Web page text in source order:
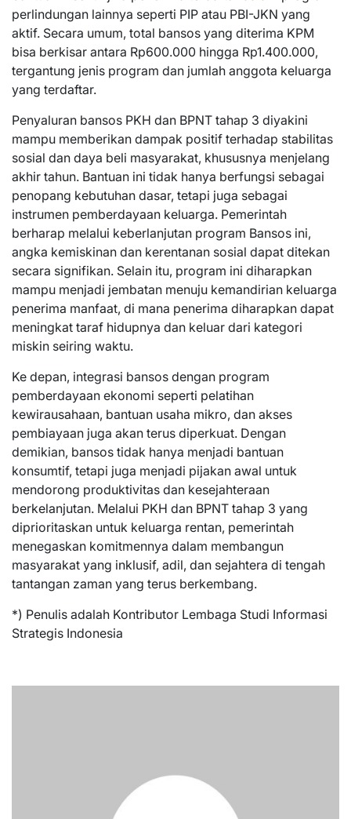
perlindungan lainnya seperti PIP atau PBI-JKN yang
aktif. Secara umum, total bansos yang diterima KPM
bisa berkisar antara Rp600.000 hingga Rp1.400.000,
tergantung jenis program dan jumlah anggota keluarga
yang terdaftar.
Penyaluran bansos PKH dan BPNT tahap 3 diyakini
mampu memberikan dampak positif terhadap stabilitas
sosial dan daya beli masyarakat, khususnya menjelang
akhir tahun. Bantuan ini tidak hanya berfungsi sebagai
penopang kebutuhan dasar, tetapi juga sebagai
instrumen pemberdayaan keluarga. Pemerintah
berharap melalui keberlanjutan program Bansos ini,
angka kemiskinan dan kerentanan sosial dapat ditekan
secara signifikan. Selain itu, program ini diharapkan
mampu menjadi jembatan menuju kemandirian keluarga
penerima manfaat, di mana penerima diharapkan dapat
meningkat taraf hidupnya dan keluar dari kategori
miskin seiring waktu.
Ke depan, integrasi bansos dengan program
pemberdayaan ekonomi seperti pelatihan
kewirausahaan, bantuan usaha mikro, dan akses
pembiayaan juga akan terus diperkuat. Dengan
demikian, bansos tidak hanya menjadi bantuan
konsumtif, tetapi juga menjadi pijakan awal untuk
mendorong produktivitas dan kesejahteraan
berkelanjutan. Melalui PKH dan BPNT tahap 3 yang
diprioritaskan untuk keluarga rentan, pemerintah
menegaskan komitmennya dalam membangun
masyarakat yang inklusif, adil, dan sejahtera di tengah
tantangan zaman yang terus berkembang.
*) Penulis adalah Kontributor Lembaga Studi Informasi
Strategis Indonesia